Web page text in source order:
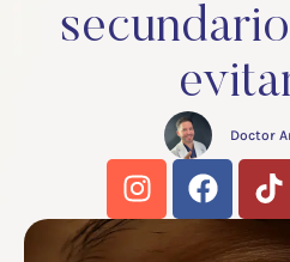
Doctor